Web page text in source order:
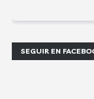
SEGUIR EN